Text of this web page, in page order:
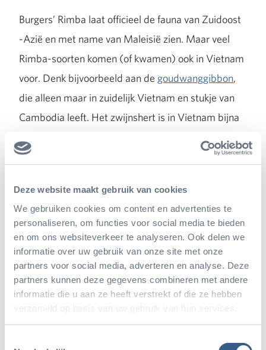
Deze website maakt gebruik van cookies
We gebruiken cookies om content en advertenties te
personaliseren, om functies voor social media te bieden
en om ons websiteverkeer te analyseren. Ook delen we
informatie over uw gebruik van onze site met onze
partners voor social media, adverteren en analyse. Deze
partners kunnen deze gegevens combineren met andere
informatie die u aan ze heeft verstrekt of die ze hebben
verzameld op basis van uw gebruik van hun services.
Burgers’ Rimba laat officieel de fauna van Zuidoost
-Azië en met name van Maleisië zien. Maar veel
Rimba-soorten komen (of kwamen) ook in Vietnam
voor. Denk bijvoorbeeld aan de goudwanggibbon,
die alleen maar in zuidelijk Vietnam en stukje van
Cambodia leeft. Het zwijnshert is in Vietnam bijna
herintroductieprojecten bezig. De Indochinese tijger
daarvan gaan tenminste de experts van de Rode
Lijst uit. Andere bronnen denken dat er nog
maximaal twintig dieren in Vietnam over zijn. Ook
al is onze tijger in de Rimba van de Sumantraanse
ondersoort, toch was hij afgelopen zomer een prima
‘stand in’ zijn in dezomermusical!